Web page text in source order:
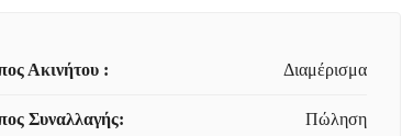
Ακινήτου : Διαμέρισμα
Συναλλαγής: Πώληση